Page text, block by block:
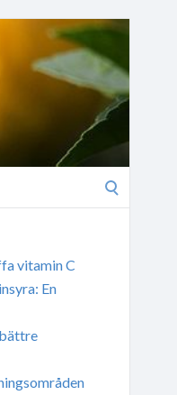
vitamin C
En